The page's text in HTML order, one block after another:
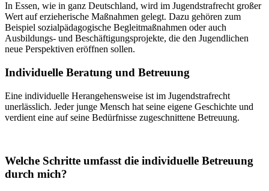
In Essen, wie in ganz Deutschland, wird im Jugendstrafrecht großer
Wert auf erzieherische Maßnahmen gelegt. Dazu gehören zum
Beispiel sozialpädagogische Begleitmaßnahmen oder auch
Ausbildungs- und Beschäftigungsprojekte, die den Jugendlichen
neue Perspektiven eröffnen sollen.
Individuelle Beratung und Betreuung
Eine individuelle Herangehensweise ist im Jugendstrafrecht
unerlässlich. Jeder junge Mensch hat seine eigene Geschichte und
verdient eine auf seine Bedürfnisse zugeschnittene Betreuung.
Welche Schritte umfasst die individuelle Betreuung
durch mich?